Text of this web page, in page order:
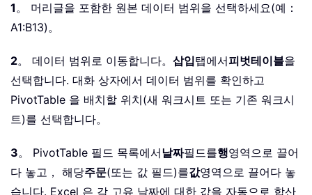
1。 머리글을 포함한 원본 데이터 범위을 선택하세요(예：
A1:B13)。
2。 데이터 범위로 이동합니다。 삽입탭에서피벗테이블을
선택합니다. 대화 상자에서 데이터 범위를 확인하고
PivotTable 을 배치할 위치(새 워크시트 또는 기존 워크시
트)를 선택합니다。
3。 PivotTable 필드 목록에서날짜필드를행영역으로 끌어
다 놓고， 해당주문(또는 값 필드)를값영역으로 끌어다 놓
습니다. Excel 은 각 고유 날짜에 대한 값을 자동으로 합산